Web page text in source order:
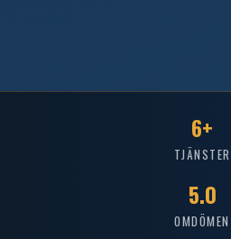
6+
TJÄNSTER
5.0
OMDÖMEN